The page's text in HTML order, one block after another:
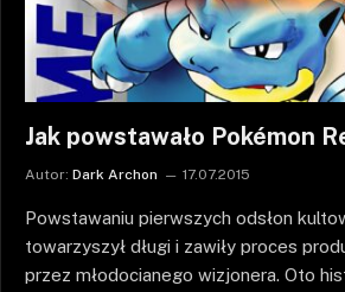
Jak powstawało Pokémon
Autor: Dark Archon 17.07.2015
Powstawaniu pierwszych odsłon
towarzyszył długi i zawiły proces
przez młodocianego wizjonera. Oto